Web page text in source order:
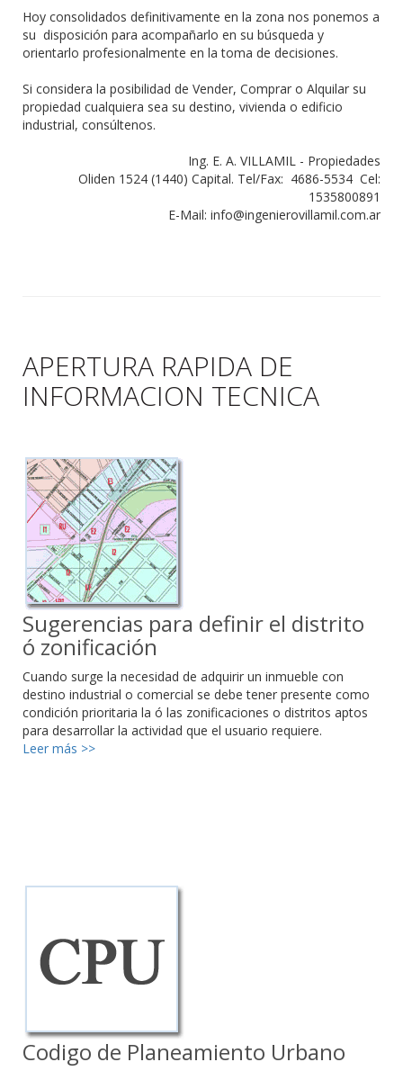
Hoy consolidados definitivamente en la zona nos ponemos a
su disposición para acompañarlo en su búsqueda y
orientarlo profesionalmente en la toma de decisiones.
Si considera la posibilidad de Vender, Comprar o Alquilar su
propiedad cualquiera sea su destino, vivienda o edificio
industrial, consúltenos.
Ing. E. A. VILLAMIL - Propiedades
Oliden 1524 (1440) Capital. Tel/Fax: 4686-5534 Cel:
1535800891
E-Mail: info@ingenierovillamil.com.ar
APERTURA RAPIDA DE
INFORMACION TECNICA
Sugerencias para definir el distrito
ó zonificación
Cuando surge la necesidad de adquirir un inmueble con
destino industrial o comercial se debe tener presente como
condición prioritaria la ó las zonificaciones o distritos aptos
para desarrollar la actividad que el usuario requiere.
Leer más >>
Codigo de Planeamiento Urbano